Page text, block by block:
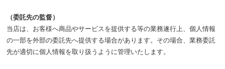
（委託先の監督）
当店は、お客様へ商品やサービスを提供する等の業務遂行上、個人情報
の一部を外部の委託先へ提供する場合があります。その場合、業務委託
先が適切に個人情報を取り扱うように管理いたします。